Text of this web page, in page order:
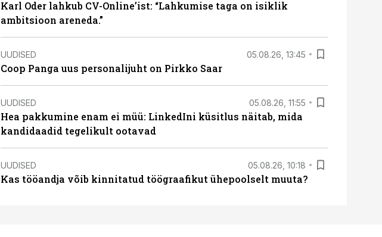
Karl Oder lahkub CV-Online’ist: “Lahkumise taga on isiklik
ambitsioon areneda.”
UUDISED 05.08.26, 13:45
Coop Panga uus personalijuht on Pirkko Saar
UUDISED 05.08.26, 11:55
Hea pakkumine enam ei müü: LinkedIni küsitlus näitab, mida
kandidaadid tegelikult ootavad
UUDISED 05.08.26, 10:18
Kas tööandja võib kinnitatud töögraafikut ühepoolselt muuta?